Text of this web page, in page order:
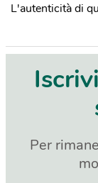
L'autenticità di
Per